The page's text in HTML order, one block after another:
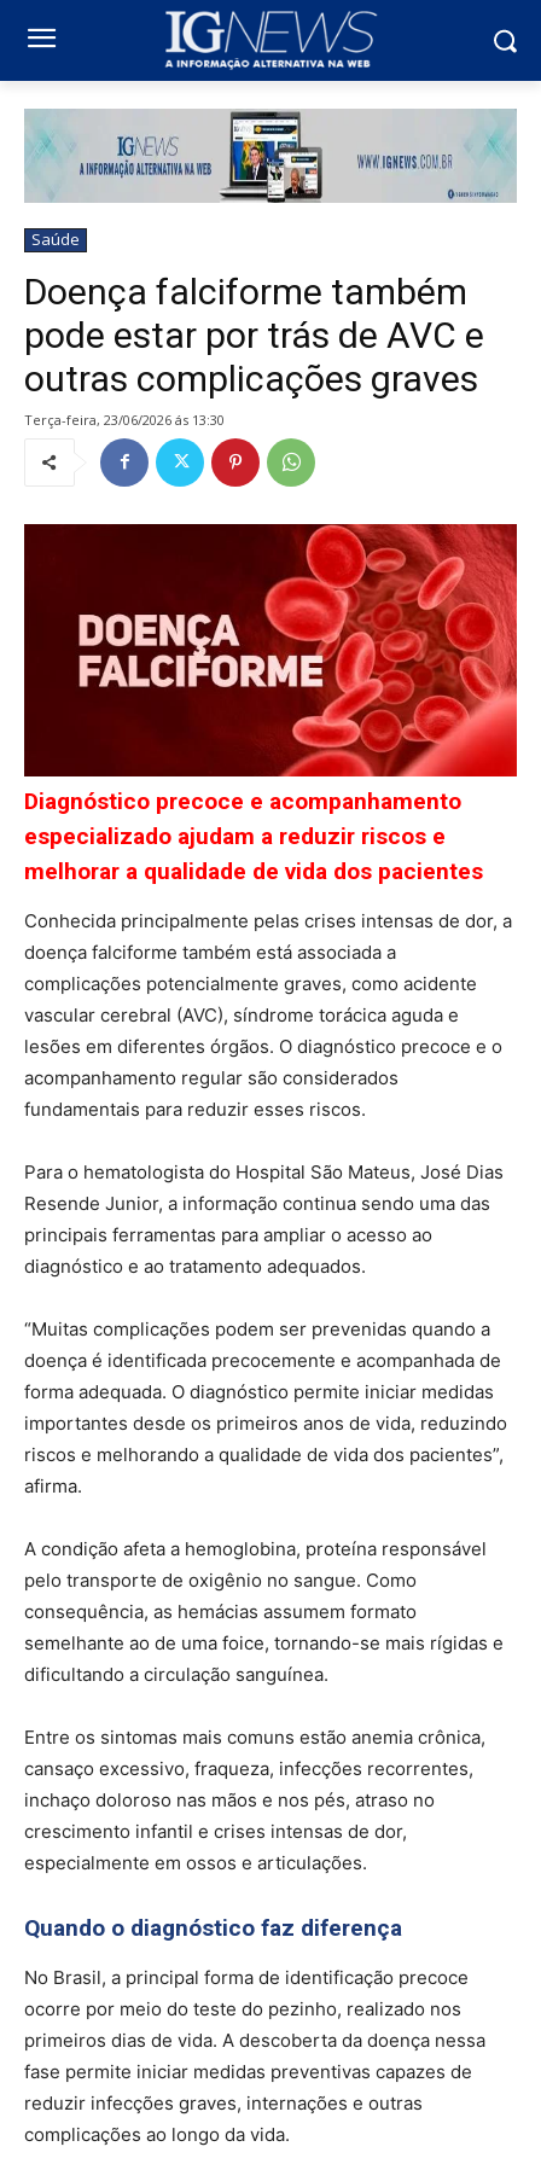
Saúde
Doença falciforme também
pode estar por trás de AVC e
outras complicações graves
terça-feira, 23/06/2026 ás 13:30
Diagnóstico precoce e acompanhamento
especializado ajudam a reduzir riscos e
melhorar a qualidade de vida dos pacientes
Conhecida principalmente pelas crises intensas de dor, a
doença falciforme também está associada a
complicações potencialmente graves, como acidente
vascular cerebral (AVC), síndrome torácica aguda e
lesões em diferentes órgãos. O diagnóstico precoce e o
acompanhamento regular são considerados
fundamentais para reduzir esses riscos.
Para o hematologista do Hospital São Mateus, José Dias
Resende Junior, a informação continua sendo uma das
principais ferramentas para ampliar o acesso ao
diagnóstico e ao tratamento adequados.
“Muitas complicações podem ser prevenidas quando a
doença é identificada precocemente e acompanhada de
forma adequada. O diagnóstico permite iniciar medidas
importantes desde os primeiros anos de vida, reduzindo
riscos e melhorando a qualidade de vida dos pacientes”,
afirma.
A condição afeta a hemoglobina, proteína responsável
pelo transporte de oxigênio no sangue. Como
consequência, as hemácias assumem formato
semelhante ao de uma foice, tornando-se mais rígidas e
dificultando a circulação sanguínea.
Entre os sintomas mais comuns estão anemia crônica,
cansaço excessivo, fraqueza, infecções recorrentes,
inchaço doloroso nas mãos e nos pés, atraso no
crescimento infantil e crises intensas de dor,
especialmente em ossos e articulações.
Quando o diagnóstico faz diferença
No Brasil, a principal forma de identificação precoce
ocorre por meio do teste do pezinho, realizado nos
primeiros dias de vida. A descoberta da doença nessa
fase permite iniciar medidas preventivas capazes de
reduzir infecções graves, internações e outras
complicações ao longo da vida.